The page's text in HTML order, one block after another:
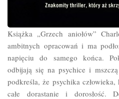
Książka „Grzech aniołów”
ambitnych opracowań i ma
napięciu do samego końca.
odbijają się na psychice i
podkreśla, że psychika
całe dorastanie i dorosłość.